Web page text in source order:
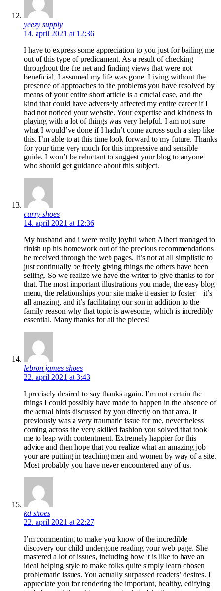
yeezy supply
14. april 2021 at 12:36
I have to express some appreciation to you just for bailing me
out of this type of predicament. As a result of checking
throughout the the net and finding views that were not
beneficial, I assumed my life was gone. Living without the
presence of approaches to the problems you have resolved by
means of your entire short article is a crucial case, and the
kind that could have adversely affected my entire career if I
had not noticed your website. Your expertise and kindness in
playing with a lot of things was very helpful. I am not sure
what I would’ve done if I hadn’t come across such a step like
this. I’m able to at this time look forward to my future. Thanks
for your time very much for this impressive and sensible
guide. I won’t be reluctant to suggest your blog to anyone
who should get guidance about this subject.
curry shoes
14. april 2021 at 12:36
My husband and i were really joyful when Albert managed to
finish up his homework out of the precious recommendations
he received through the web pages. It’s not at all simplistic to
just continually be freely giving things the others have been
selling. So we realize we have the writer to give thanks to for
that. The most important illustrations you made, the easy blog
menu, the relationships your site make it easier to foster – it’s
all amazing, and it’s facilitating our son in addition to the
family reason why that topic is awesome, which is incredibly
essential. Many thanks for all the pieces!
lebron james shoes
22. april 2021 at 3:43
I precisely desired to say thanks again. I’m not certain the
things I could possibly have made to happen in the absence of
the actual hints discussed by you directly on that area. It
previously was a very traumatic issue for me, nevertheless
coming across the very skilled fashion you solved that took
me to leap with contentment. Extremely happier for this
advice and then hope that you realize what an amazing job
your are putting in teaching men and women by way of a site.
Most probably you have never encountered any of us.
kd shoes
22. april 2021 at 22:27
I’m commenting to make you know of the incredible
discovery our child undergone reading your web page. She
mastered a lot of issues, including how it is like to have an
ideal helping style to make folks quite simply learn chosen
problematic issues. You actually surpassed readers’ desires. I
appreciate you for rendering the important, healthy, edifying